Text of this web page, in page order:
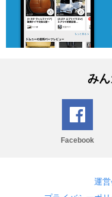
み
Facebook
運